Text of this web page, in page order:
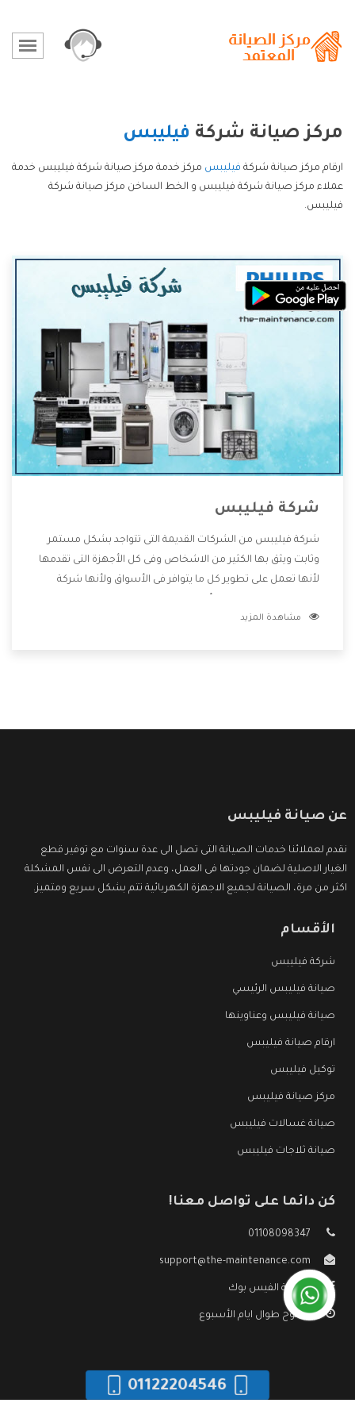
مركز صيانة شركة فيليبس
ارقام مركز صيانة شركة فيليبس مركز خدمة مركز صيانة شركة فيليبس خدمة
عملاء مركز صيانة شركة فيليبس و الخط الساخن مركز صيانة شركة
فيليبس.
شركة فيليبس
شركة فيليبس من الشركات القديمة التى تتواجد بشكل مستمر
وثابت ويثق بها الكثير من الاشخاص وفى كل الأجهزة التى تقدمها
لأنها تعمل على تطوير كل ما يتوافر فى الأسواق ولأنها شركة
وتقدم للعملاء أقوى العروض والخصومات التى تسهل على
مشاهدة المزيد
عن صيانة فيليبس
نقدم لعملائنا خدمات الصيانة التى تصل الى عدة سنوات مع توفير قطع
الغيار الاصلية لضمان جودتها فى العمل، وعدم التعرض الى نفس المشكلة
اكثر من مرة، الصيانة لجميع الاجهزة الكهربائية تتم بشكل سريع ومتميز.
الأقسام
شركة فيليبس
صيانة فيليبس الرئيسي
صيانة فيليبس وعناوينها
ارقام صيانة فيليبس
توكيل فيليبس
مركز صيانة فيليبس
صيانة غسالات فيليبس
صيانة ثلاجات فيليبس
كن دائما على تواصل معنا!
01108098347
support@the-maintenance.com
صفحة الفيس بوك
مفتوح طوال ايام الأسبوع
01122204546